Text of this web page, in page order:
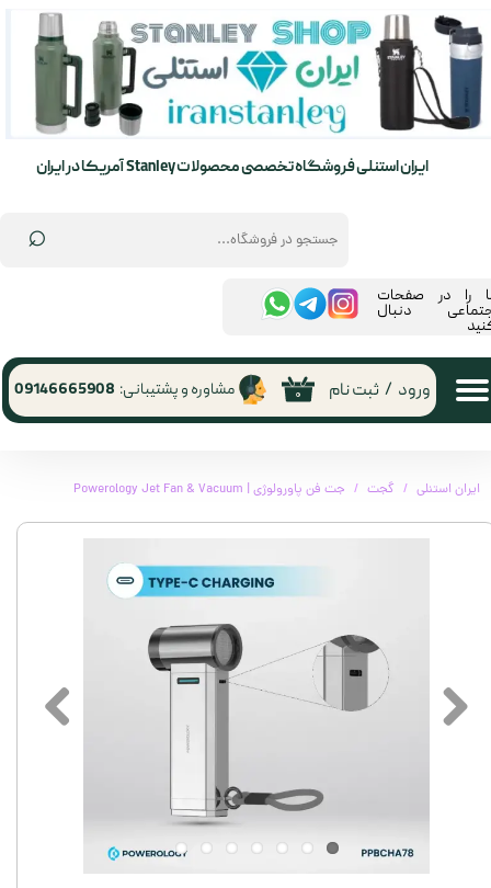
⌕
ایران استنلی فروشگاه تخصصی محصولات Stanley آمریکا در ایران
۰ ورود / ثبت نام
حساب کاربری من
تغییر گذر واژه
مشاوره و پشتیبانی: 09146665908
را در صفحات
دنبال
ایران استنلی گجت جت فن پاورولوژی | Powerology Jet Fan & Vacuum